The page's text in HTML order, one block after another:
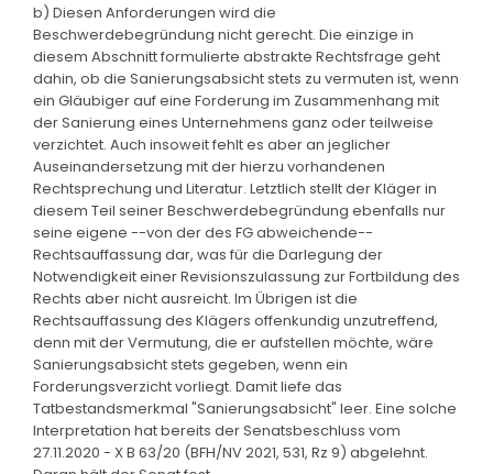
b) Diesen Anforderungen wird die
Beschwerdebegründung nicht gerecht. Die einzige in
diesem Abschnitt formulierte abstrakte Rechtsfrage geht
dahin, ob die Sanierungsabsicht stets zu vermuten ist, wenn
ein Gläubiger auf eine Forderung im Zusammenhang mit
der Sanierung eines Unternehmens ganz oder teilweise
verzichtet. Auch insoweit fehlt es aber an jeglicher
Auseinandersetzung mit der hierzu vorhandenen
Rechtsprechung und Literatur. Letztlich stellt der Kläger in
diesem Teil seiner Beschwerdebegründung ebenfalls nur
seine eigene --von der des FG abweichende--
Rechtsauffassung dar, was für die Darlegung der
Notwendigkeit einer Revisionszulassung zur Fortbildung des
Rechts aber nicht ausreicht. Im Übrigen ist die
Rechtsauffassung des Klägers offenkundig unzutreffend,
denn mit der Vermutung, die er aufstellen möchte, wäre
Sanierungsabsicht stets gegeben, wenn ein
Forderungsverzicht vorliegt. Damit liefe das
Tatbestandsmerkmal "Sanierungsabsicht" leer. Eine solche
Interpretation hat bereits der Senatsbeschluss vom
27.11.2020 - X B 63/20 (BFH/NV 2021, 531, Rz 9) abgelehnt.